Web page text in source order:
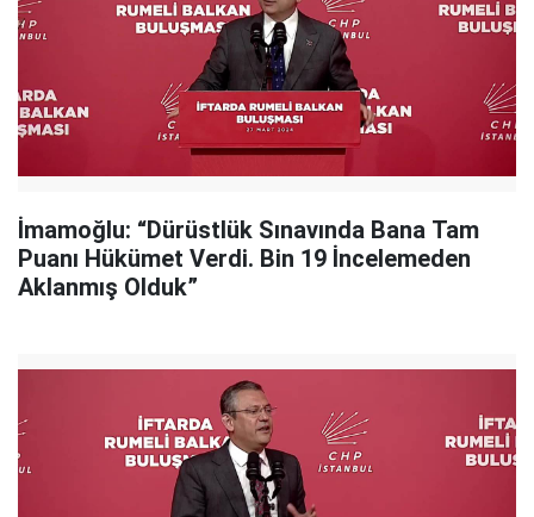
İmamoğlu: “Dürüstlük Sınavında Bana Tam
Puanı Hükümet Verdi. Bin 19 İncelemeden
Aklanmış Olduk”